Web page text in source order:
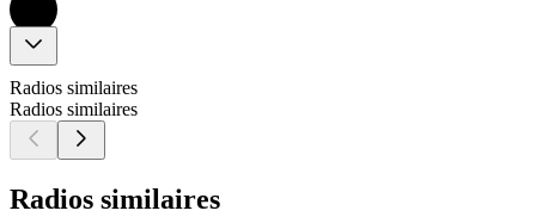
Radios similaires
Radios similaires
Radios similaires